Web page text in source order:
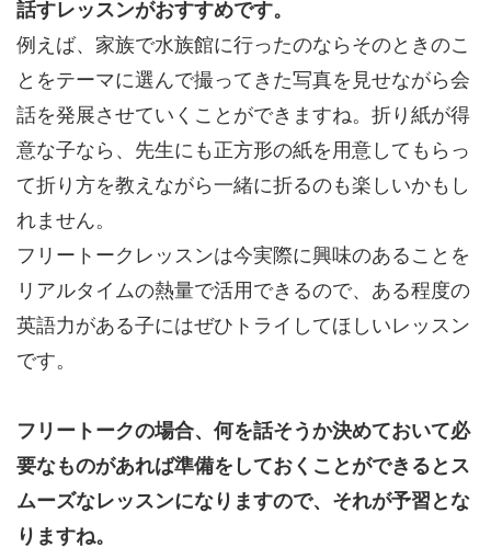
話すレッスンがおすすめです。
例えば、家族で水族館に行ったのならそのときのこ
とをテーマに選んで撮ってきた写真を見せながら会
話を発展させていくことができますね。折り紙が得
意な子なら、先生にも正方形の紙を用意してもらっ
て折り方を教えながら一緒に折るのも楽しいかもし
れません。
フリートークレッスンは今実際に興味のあることを
リアルタイムの熱量で活用できるので、ある程度の
英語力がある子にはぜひトライしてほしいレッスン
です。
フリートークの場合、何を話そうか決めておいて必
要なものがあれば準備をしておくことができるとス
ムーズなレッスンになりますので、それが予習とな
りますね。